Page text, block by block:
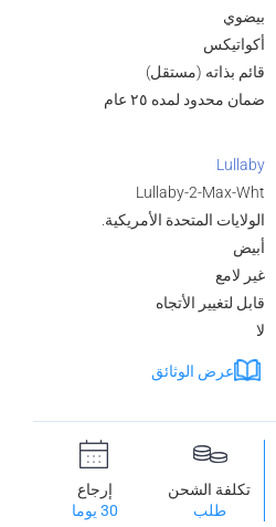
بيضوي
أكواتيكس
قائم بذاته (مستقل)
ضمان محدود لمده ٢٥ عام
Lullaby
Lullaby-2-Max-Wht
الولايات المتحدة الأمريكية.
أبيض
غير لامع
قابل لتغيير الأتجاه
لا
عرض الوثائق
تكلفة الشحن
طلب
إرجاع
30 يوما